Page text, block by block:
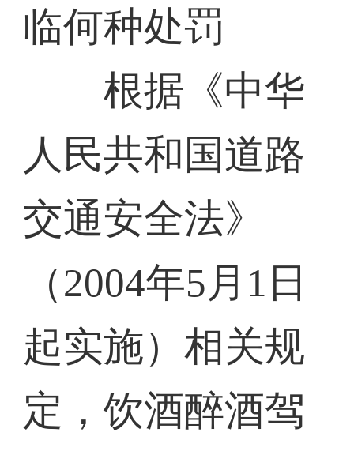
临何种处罚
根据《中华
人民共和国道路
交通安全法》
（2004年5月1日
起实施）相关规
定，饮酒醉酒驾